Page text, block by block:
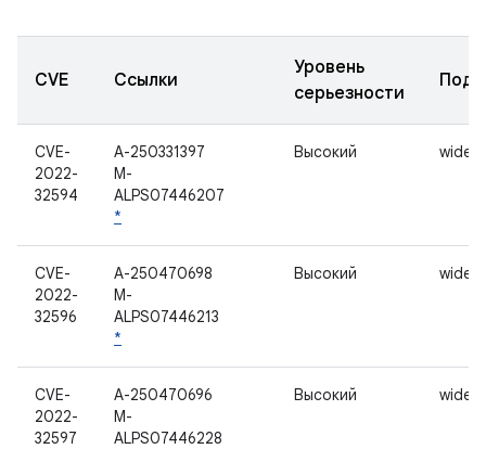
CVE Ссылки
Уровень
серьезности
CVE-
2022-
32594
A-250331397
M-
ALPS07446207
*
Высокий
CVE-
2022-
32596
A-250470698
M-
ALPS07446213
*
Высокий
CVE-
2022-
32597
A-250470696
M-
ALPS07446228
Высокий